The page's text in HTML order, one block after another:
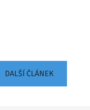
DALŠÍ ČLÁNEK